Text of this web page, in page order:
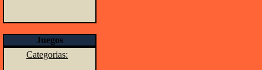
Juegos
Categorias: